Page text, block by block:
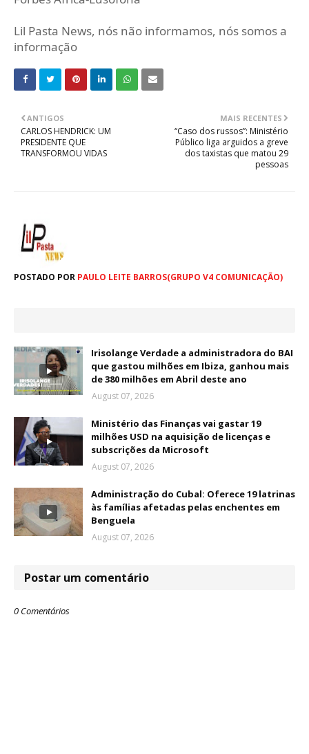
Lil Pasta News, nós não informamos, nós somos a
informação
MAIS RECENTES
“Caso dos russos”: Ministério
Público liga arguidos a greve
dos taxistas que matou 29
pessoas
ANTIGOS
CARLOS HENDRICK: UM
PRESIDENTE QUE
TRANSFORMOU VIDAS
POSTADO POR PAULO LEITE BARROS(GRUPO V4 COMUNICAÇÃO)
Irisolange Verdade a administradora do BAI
que gastou milhões em Ibiza, ganhou mais
de 380 milhões em Abril deste ano
August 07, 2026
Ministério das Finanças vai gastar 19
milhões USD na aquisição de licenças e
subscrições da Microsoft
August 07, 2026
Administração do Cubal: Oferece 19 latrinas
às famílias afetadas pelas enchentes em
Benguela
August 07, 2026
Postar um comentário
0 Comentários